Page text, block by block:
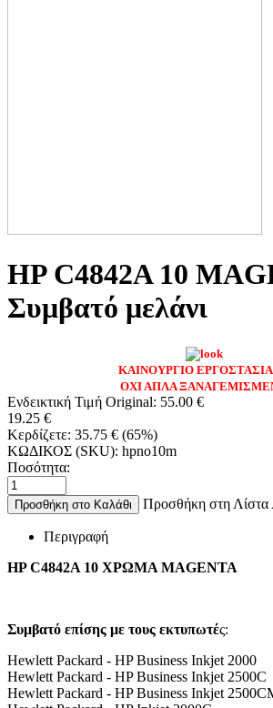
HP C4842A 10
Συμβατό μελάνι
ΚΑΙΝΟΥΡΓΙΟ
ΟΧΙ ΑΠΛΑ
Ενδεικτική Τιμή Original: 55.00 €
19.25 €
Κερδίζετε: 35.75 € (65%)
ΚΩΔΙΚΟΣ (SKU): hpno10m
Ποσότητα:
Προσθήκη στο Καλάθι Προσθήκη στη
Περιγραφή
HP C4842A 10 ΧΡΩΜΑ MAGENTA
Συμβατό επίσης με τους εκτυπωτές:
Hewlett Packard - HP Business Inkjet 2000
Hewlett Packard - HP Business Inkjet 2500C
Hewlett Packard - HP Business Inkjet